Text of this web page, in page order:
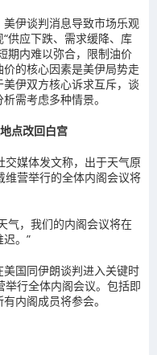
伊谈判消息导致市场乐观
供应下跌、需求缓降、库
期内难以弥合，限制油价
的核心因素是美伊局势走
伊双方核心诉求互斥，谈
需考虑多种情景。
点改回白宫
媒体发文称，出于天气原
维营举行的全体内阁会议将
气，我们的内阁会议将在
。”
国同伊朗谈判进入关键时
行全体内阁会议。包括即
内阁成员将参会。